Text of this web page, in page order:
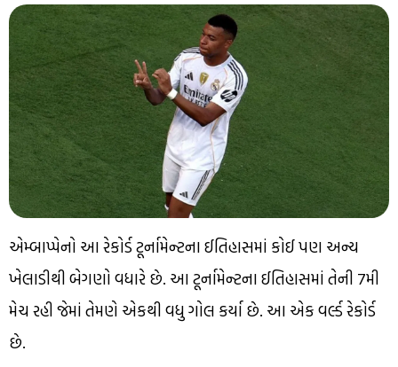
એમ્બાપ્પેનો આ રેકોર્ડ ટૂર્નામેન્ટના ઈતિહાસમાં કોઈ પણ અન્ય
ખેલાડીથી બેગણો વધારે છે. આ ટૂર્નામેન્ટના ઈતિહાસમાં તેની 7મી
મેચ રહી જેમાં તેમણે એકથી વધુ ગોલ કર્યા છે. આ એક વર્લ્ડ રેકોર્ડ
છે.